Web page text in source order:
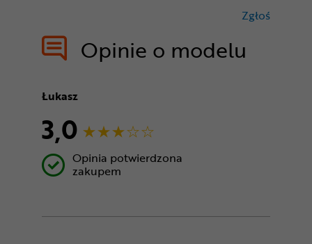
Opinie o modelu
Zgłoś
Łukasz
3,0
Opinia potwierdzona
zakupem